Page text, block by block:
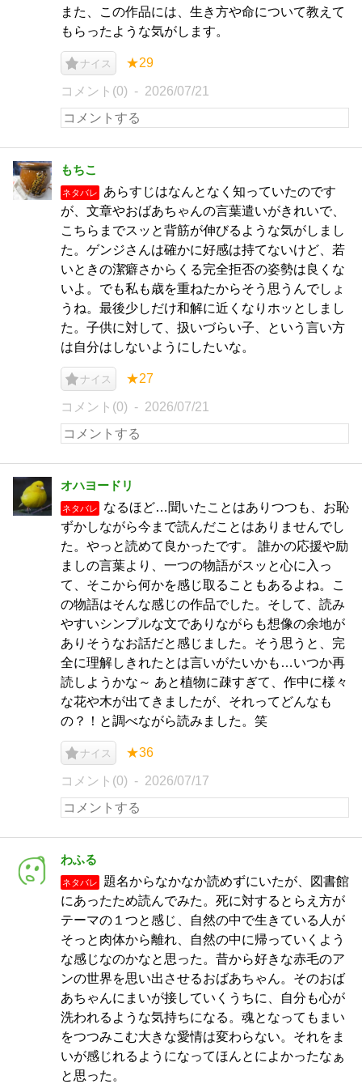
また、この作品には、生き方や命について教えて
もらったような気がします。
ナイス ★29
コメント(0) 2026/07/21
もちこ
ネタバレ
あらすじはなんとなく知っていたのです
が、文章やおばあちゃんの言葉遣いがきれいで、
こちらまでスッと背筋が伸びるような気がしまし
た。ゲンジさんは確かに好感は持てないけど、若
いときの潔癖さからくる完全拒否の姿勢は良くな
いよ。でも私も歳を重ねたからそう思うんでしょ
うね。最後少しだけ和解に近くなりホッとしまし
た。子供に対して、扱いづらい子、という言い方
は自分はしないようにしたいな。
ナイス ★27
コメント(0) 2026/07/21
オハヨードリ
ネタバレ
なるほど…聞いたことはありつつも、お恥
ずかしながら今まで読んだことはありませんでし
た。やっと読めて良かったです。 誰かの応援や励
ましの言葉より、一つの物語がスッと心に入っ
て、そこから何かを感じ取ることもあるよね。こ
の物語はそんな感じの作品でした。そして、読み
やすいシンプルな文でありながらも想像の余地が
ありそうなお話だと感じました。そう思うと、完
全に理解しきれたとは言いがたいかも…いつか再
読しようかな～ あと植物に疎すぎて、作中に様々
な花や木が出てきましたが、それってどんなも
の？！と調べながら読みました。笑
ナイス ★36
コメント(0) 2026/07/17
わふる
ネタバレ
題名からなかなか読めずにいたが、図書館
にあったため読んでみた。死に対するとらえ方が
テーマの１つと感じ、自然の中で生きている人が
そっと肉体から離れ、自然の中に帰っていくよう
な感じなのかなと思った。昔から好きな赤毛のア
ンの世界を思い出させるおばあちゃん。そのおば
あちゃんにまいが接していくうちに、自分も心が
洗われるような気持ちになる。魂となってもまい
をつつみこむ大きな愛情は変わらない。それをま
いが感じれるようになってほんとによかったなぁ
と思った。